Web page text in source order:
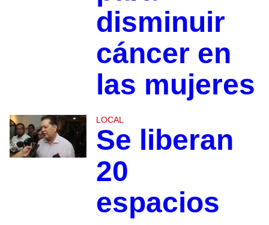
disminuir
cáncer en
las mujeres
LOCAL
Se liberan
20
espacios